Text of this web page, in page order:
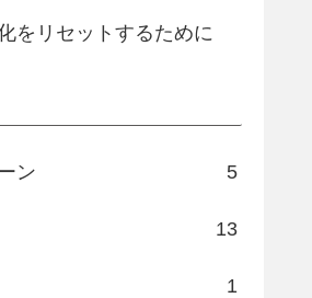
をリセットするために
ン 5
13
1